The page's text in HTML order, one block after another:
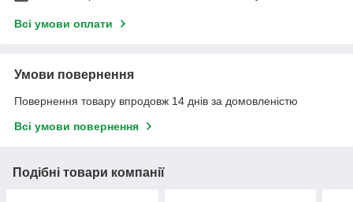
Всі умови оплати
Умови повернення
Повернення товару впродовж 14 днів за домовленістю
Всі умови повернення
Подібні товари компанії